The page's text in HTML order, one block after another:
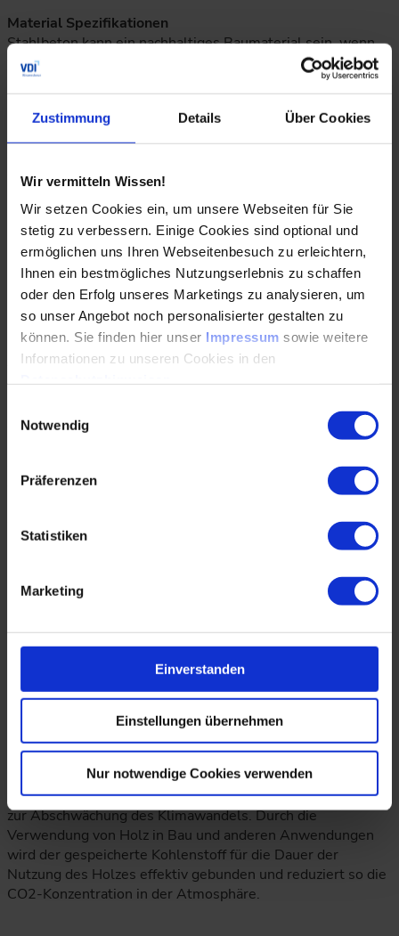
Zustimmung Details Über Cookies
Wir vermitteln Wissen!
Wir setzen Cookies ein, um unsere Webseiten für Sie
stetig zu verbessern. Einige Cookies sind optional und
ermöglichen uns Ihren Webseitenbesuch zu erleichtern,
Ihnen ein bestmögliches Nutzungserlebnis zu schaffen
oder den Erfolg unseres Marketings zu analysieren, um
so unser Angebot noch personalisierter gestalten zu
können. Sie finden hier unser Impressum sowie weitere
Informationen zu unseren Cookies in den
Notwendig
Präferenzen
Statistiken
Marketing
Einverstanden
Einstellungen übernehmen
Nur notwendige Cookies verwenden
Material Spezifikationen
Stahlbeton kann ein nachhaltiges Baumaterial sein, wenn
technische Spezifikationen und Beschaffung sorgfältig
berücksichtigt werden. Beton bietet durch seine Festigkeit
und vollständige Recycelbarkeit. Zur Verbesserung der
Nachhaltigkeit sollten der Zementgehalt, die Verwendung
Wasserverbrauch, die Korngröße des Zuschlags und die
Gestaltung der Bewehrung optimiert werden. Schalungen
sollten wiederverwendet oder zur Energiegewinnung
genutzt werden. Im Bereich Beton werden verschiedene
neue Technologien untersucht, z. B. Optimierung,
Materialalternativen (auf Abfallbasis), Kohlenstoffbindung,
Kohlenstoffsequestrierung, leistungssteigernde
Zusatzmittel und Bio-Beton [3].
Stahlbau kann durch Wiederverwendung und innovative
unbegrenzt recycelbar und behält dabei seine Qualität.
Fortschrittliche Technologien wie hybridstahlfreier Stahl
von SSAB und Direktreduzierter Eisen (DRI)-EAF
werden getestet. Hermetisch abgedichtete Strukturen
verhindern Korrosion und verlängern die Lebensdauer.
Wiederverwendeter Baustahl hat erheblich niedrigere
Grauemissionen (50 kgCO2/t) im Vergleich zu neuem
[4].
Kubikmeter Holz spart etwa 800 kg CO2-Äquivalent
(ECO2). Zusätzlich kann Holz am Ende seiner Lebensdauer
zur Energiegewinnung verbrannt werden, was weitere 442
kg CO2 einspart, indem es den durchschnittlichen
Kohlenstoffausstoß ersetzt. Der Prozess der Bindung und
Speicherung von Kohlendioxid aus der Atmosphäre durch
das Wachstum und die Erhaltung von Bäumen wird als
Kohlenstoffsequestrierung bezeichnet. Dies ist ein
wesentlicher Bestandteil natürlicher Klimaschutzlösungen
zur Abschwächung des Klimawandels. Durch die
Verwendung von Holz in Bau und anderen Anwendungen
wird der gespeicherte Kohlenstoff für die Dauer der
Nutzung des Holzes effektiv gebunden und reduziert so die
CO2-Konzentration in der Atmosphäre.